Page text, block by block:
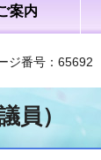
案内
ジ番号：65692
員）